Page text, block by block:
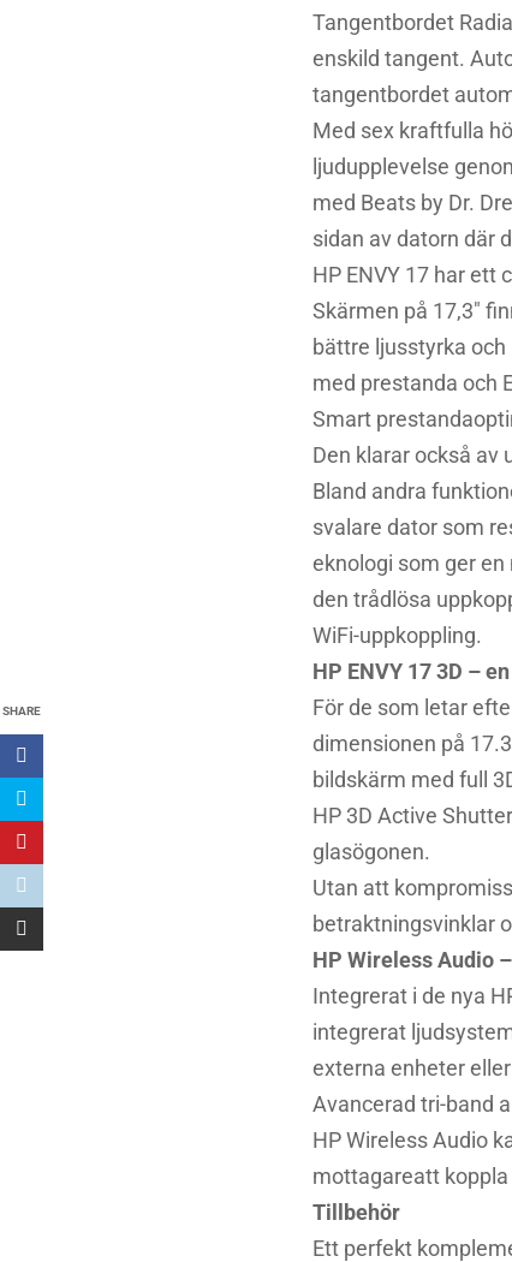
SHARE
Tangentbordet
enskild tangent.
tangentbordet
Med sex kraftfulla
ljudupplevelse
med Beats by Dr.
sidan av datorn där
HP ENVY 17 har ett
Skärmen på 17,3″
bättre ljusstyrka
med prestanda och
Smart
Den klarar också av
Bland andra
svalare dator som
eknologi som ger
den trådlösa
WiFi-uppkoppling.
HP ENVY 17 3D –
För de som letar
dimensionen på
bildskärm med full
HP 3D Active
glasögonen.
Utan att
betraktningsvinklar
HP Wireless Audio
Integrerat i de nya
integrerat
externa enheter
Avancerad tri-band
HP Wireless Audio
mottagareatt
Tillbehör
Ett perfekt